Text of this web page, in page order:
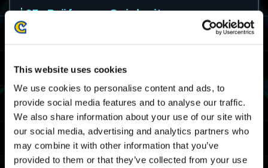
This website uses cookies
We use cookies to personalise content and ads, to
provide social media features and to analyse our traffic.
We also share information about your use of our site with
our social media, advertising and analytics partners who
may combine it with other information that you’ve
provided to them or that they’ve collected from your use
27. Prüfung – Spielzeitraum
02/22 2024 19:00 PST ～ 02/26 2024 18:59
Karte
Weltraumlift
Prämien